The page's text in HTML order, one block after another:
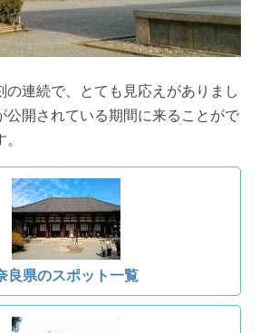
の連続で、とても見応えがありまし
公開されている期間に来ることがで
良県のスポット一覧